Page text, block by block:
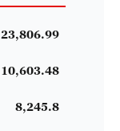
23,806.99
10,603.48
8,245.8